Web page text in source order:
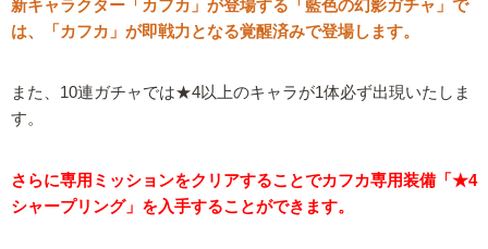
新キャラクター「カフカ」が登場する「藍色の幻影ガチャ」で
は、「カフカ」が即戦力となる覚醒済みで登場します。
また、10連ガチャでは★4以上のキャラが1体必ず出現いたしま
す。
さらに専用ミッションをクリアすることでカフカ専用装備「★4
シャープリング」を入手することができます。